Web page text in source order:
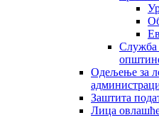
Служба
Одељење за
Заштита
Лица